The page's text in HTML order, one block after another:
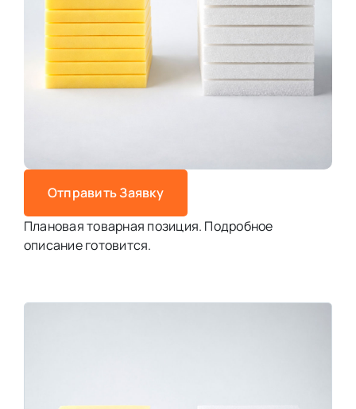
Отправить Заявку
Плановая товарная позиция. Подробное
описание готовится.